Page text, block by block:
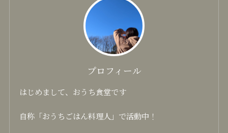
プロフィール
はじめまして、おうち食堂です
自称「おうちごはん料理人」で活動中！